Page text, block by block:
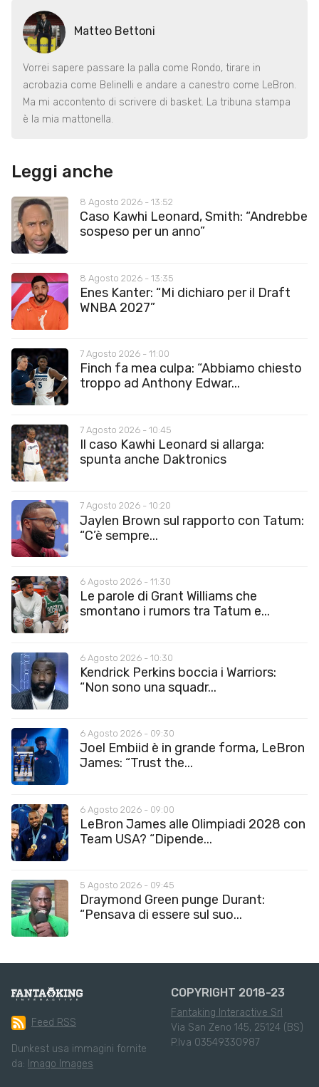
Matteo Bettoni
Vorrei sapere passare la palla come Rondo, tirare in
acrobazia come Belinelli e andare a canestro come LeBron.
Ma mi accontento di scrivere di basket. La tribuna stampa
è la mia mattonella.
Leggi anche
8 Agosto 2026 - 13:52
Caso Kawhi Leonard, Smith: “Andrebbe
sospeso per un anno”
8 Agosto 2026 - 13:35
Enes Kanter: “Mi dichiaro per il Draft
WNBA 2027”
7 Agosto 2026 - 11:00
Finch fa mea culpa: “Abbiamo chiesto
troppo ad Anthony Edwar...
7 Agosto 2026 - 10:45
Il caso Kawhi Leonard si allarga:
spunta anche Daktronics
7 Agosto 2026 - 10:20
Jaylen Brown sul rapporto con Tatum:
“C’è sempre...
6 Agosto 2026 - 11:30
Le parole di Grant Williams che
smontano i rumors tra Tatum e...
6 Agosto 2026 - 10:30
Kendrick Perkins boccia i Warriors:
“Non sono una squadr...
6 Agosto 2026 - 09:30
Joel Embiid è in grande forma, LeBron
James: “Trust the...
6 Agosto 2026 - 09:00
LeBron James alle Olimpiadi 2028 con
Team USA? “Dipende...
5 Agosto 2026 - 09:45
Draymond Green punge Durant:
“Pensava di essere sul suo...
Feed RSS
Dunkest usa immagini fornite
da: Imago Images
COPYRIGHT 2018-23
Fantaking Interactive Srl
Via San Zeno 145, 25124 (BS)
P.Iva 03549330987